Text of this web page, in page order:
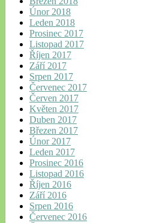
Únor 2018
Leden 2018
Prosinec 2017
Listopad 2017
Říjen 2017
Září 2017
Srpen 2017
Červenec 2017
Červen 2017
Květen 2017
Duben 2017
Březen 2017
Únor 2017
Leden 2017
Prosinec 2016
Listopad 2016
Říjen 2016
Září 2016
Srpen 2016
Červenec 2016